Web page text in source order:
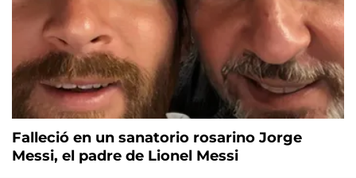
Falleció en un sanatorio rosarino Jorge
Messi, el padre de Lionel Messi